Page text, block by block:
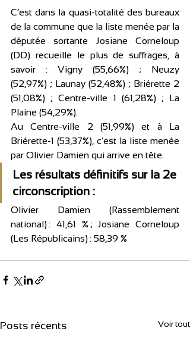
C’est dans la quasi-totalité des bureaux
de la commune que la liste menée par la
députée sortante Josiane Corneloup
(DD) recueille le plus de suffrages, à
savoir : Vigny (55,66%) ; Neuzy
(52,97%) ; Launay (52,48%) ; Briérette 2
(51,08%) ; Centre-ville 1 (61,28%) ; La
Plaine (54,29%).
Au Centre-ville 2 (51,99%) et à La
Briérette-1 (53,37%), c’est la liste menée
par Olivier Damien qui arrive en tête.
Les résultats définitifs sur la 2e
circonscription :
Olivier Damien (Rassemblement
national) : 41,61 % ; Josiane Corneloup
(Les Républicains) : 58,39 %
Posts récents Voir tout